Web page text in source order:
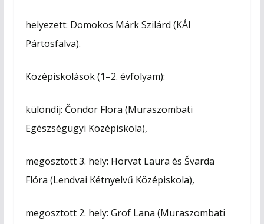
helyezett: Domokos Márk Szilárd (KÁI
Pártosfalva).
Középiskolások (1–2. évfolyam):
különdíj: Čondor Flora (Muraszombati
Egészségügyi Középiskola),
megosztott 3. hely: Horvat Laura és Švarda
Flóra (Lendvai Kétnyelvű Középiskola),
megosztott 2. hely: Grof Lana (Muraszombati